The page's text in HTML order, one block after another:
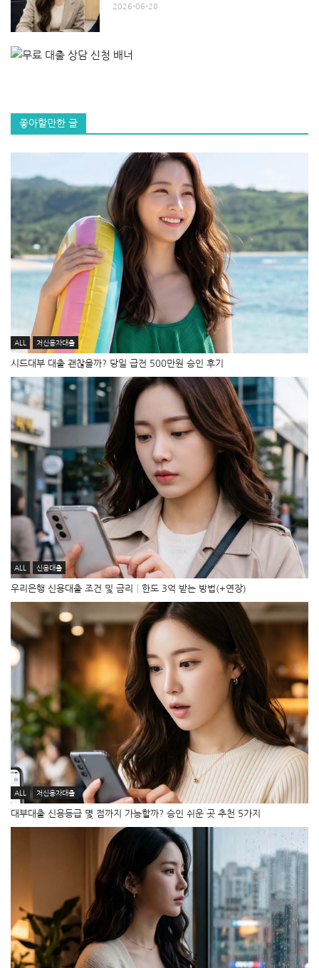
2026-06-20
좋아할만한 글
ALL 저신용자대출
시드대부 대출 괜찮을까? 당일 급전 500만원 승인 후기
ALL 신용대출
우리은행 신용대출 조건 및 금리│한도 3억 받는 방법(+연장)
ALL 저신용자대출
대부대출 신용등급 몇 점까지 가능할까? 승인 쉬운 곳 추천 5가지